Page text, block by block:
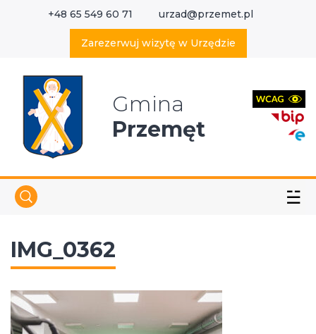
+48 65 549 60 71 urzad@przemet.pl
Zarezerwuj wizytę w Urzędzie
Gmina
Przemęt
☱
IMG_0362
Wyszukaj w serwisie